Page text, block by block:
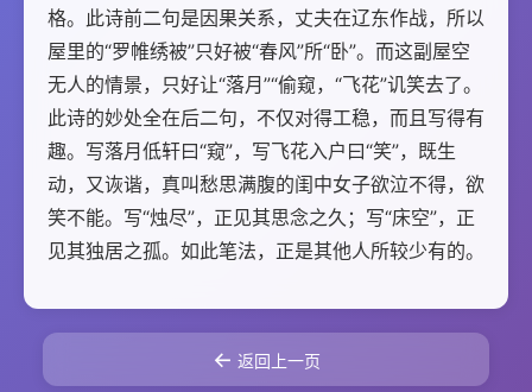
格。此诗前二句是因果关系，丈夫在辽东作战，所以
屋里的“罗帷绣被”只好被“春风”所“卧”。而这副屋空
无人的情景，只好让“落月”“偷窥，“飞花”讥笑去了。
此诗的妙处全在后二句，不仅对得工稳，而且写得有
趣。写落月低轩曰“窥”，写飞花入户曰“笑”，既生
动，又诙谐，真叫愁思满腹的闺中女子欲泣不得，欲
笑不能。写“烛尽”，正见其思念之久；写“床空”，正
见其独居之孤。如此笔法，正是其他人所较少有的。
← 返回上一页